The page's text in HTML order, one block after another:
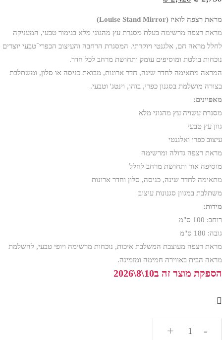
מראת רצפה לואיז (Louise Stand Mirror)
מראת רצפה מרשימה בעלת מסגרת עץ מהגוני מלא בגימור טבעי, המעניקה
לחלל מראה חם, אלגנטי ויוקרתי. המסגרת הרחבה והעיצוב הכפרי־טבעי יוצרים
נוכחות בולטת ומוסיפים עומק ותחושת מרחב לכל חדר.
המראה מתאימה לחדר שינה, חדר ארונות, מבואת כניסה או סלון, ומשתלבת
בצורה מושלמת בסגנון כפרי, בוהו, וינטג' וטבעי.
מאפיינים:
מסגרת עשויה עץ מהגוני מלא
גוון עץ טבעי
עיצוב כפרי ואלגנטי
מראת רצפה גדולה ומרשימה
מוסיפה אור ותחושת מרחב לחלל
מתאימה לחדר שינה, כניסה, סלון וחדר ארונות
משתלבת במגוון סגנונות עיצוב
מידות:
רוחב: 100 ס"מ
גובה: 180 ס"מ
מראת רצפה מעוצבת המשלבת איכות, נוכחות מרשימה ויופי טבעי, להשלמת
מראה הבית באווירה חמימה ומזמינה.
הספקת מוצר זה ב10\8\2026
-
+